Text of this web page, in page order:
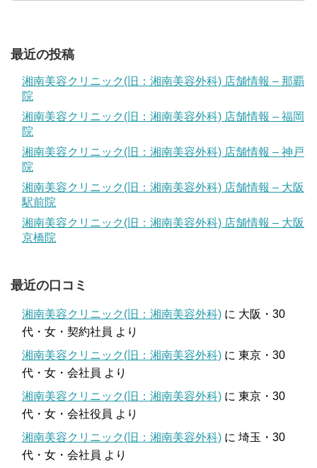
最近の投稿
湘南美容クリニック(旧：湘南美容外科) 店舗情報 – 那覇
院
湘南美容クリニック(旧：湘南美容外科) 店舗情報 – 福岡
院
湘南美容クリニック(旧：湘南美容外科) 店舗情報 – 神戸
院
湘南美容クリニック(旧：湘南美容外科) 店舗情報 – 大阪
駅前院
湘南美容クリニック(旧：湘南美容外科) 店舗情報 – 大阪
京橋院
最近の口コミ
湘南美容クリニック(旧：湘南美容外科) に 大阪・30
代・女・契約社員 より
湘南美容クリニック(旧：湘南美容外科) に 東京・30
代・女・会社員 より
湘南美容クリニック(旧：湘南美容外科) に 東京・30
代・女・会社役員 より
湘南美容クリニック(旧：湘南美容外科) に 埼玉・30
代・女・会社員 より